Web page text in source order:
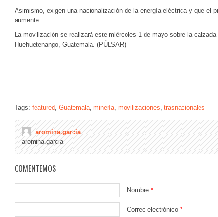
Asimismo, exigen una nacionalización de la energía eléctrica y que el
aumente.
La movilización se realizará este miércoles 1 de mayo sobre la calzada
Huehuetenango, Guatemala. (PÚLSAR)
Tags: featured, Guatemala, minería, movilizaciones, trasnacionales
aromina.garcia
aromina.garcia
COMENTEMOS
Nombre *
Correo electrónico *